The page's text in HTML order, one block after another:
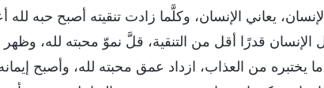
يعاني الإنسان، وكلَّما زادت تنقيته أصبح حبه
قدرًا أقل من التنقية، قلَّ نموّ محبته لله،
من العذاب، ازداد عمق محبته لله، وأصبح